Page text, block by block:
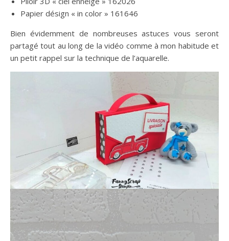
Papier désign « in color » 161646
Bien évidemment de nombreuses astuces vous seront
partagé tout au long de la vidéo comme à mon habitude et
un petit rappel sur la technique de l’aquarelle.